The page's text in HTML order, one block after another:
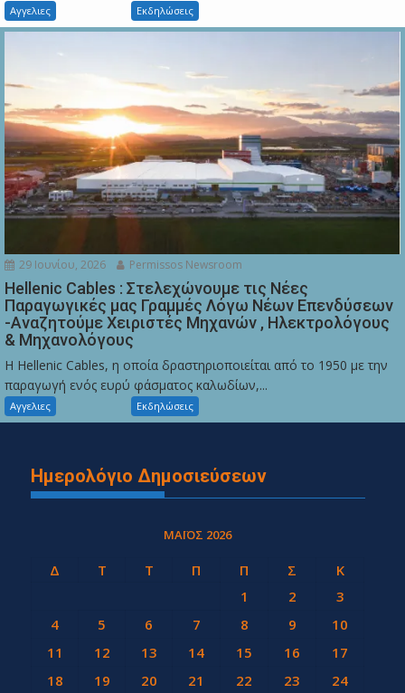
Αγγελιες Εκδηλώσεις
29 Ιουνίου, 2026 Permissos Newsroom
Hellenic Cables : Στελεχώνουμε τις Νέες
Παραγωγικές μας Γραμμές Λόγω Νέων Επενδύσεων
-Αναζητούμε Χειριστές Μηχανών , Ηλεκτρολόγους
& Μηχανολόγους
Η Hellenic Cables, η οποία δραστηριοποιείται από το 1950 με την
παραγωγή ενός ευρύ φάσματος καλωδίων,...
Αγγελιες Εκδηλώσεις
Ημερολόγιο Δημοσιεύσεων
ΜΆΙΟΣ 2026
Δ Τ Τ Π Π Σ
Κ
1
2
3
4
5 6 7 8 9
10
11
12 13 14 15 16
17
18
19 20 21 22 23
24